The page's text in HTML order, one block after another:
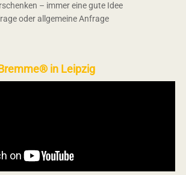
– immer eine gute Idee
oder allgemeine Anfrage
in Leipzig